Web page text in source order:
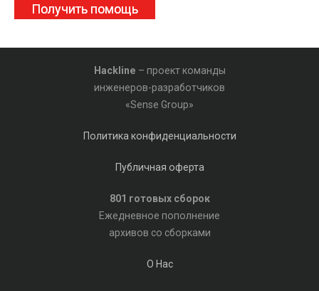
Получить помощь
Hackline – проект команды
инженеров-разработчиков
«Sense Group»
Политика конфиденциальности
Публичная оферта
801 готовых сборок
Ежедневное пополнение
архивов со сборками
О Нас